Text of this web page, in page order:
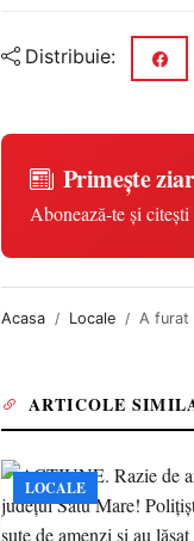
Distribuie:
Primește
Abonează-te și
Acasa Locale A furat
ARTICOLE
LOCALE